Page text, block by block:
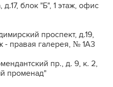
блок "Б", 1 этаж, офис
проспект, д.19,
- правая галерея, № 1А3
пр., д. 9, к. 2,
променад"